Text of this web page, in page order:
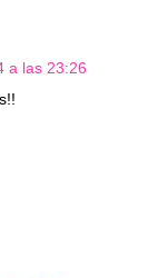
a las 23:26